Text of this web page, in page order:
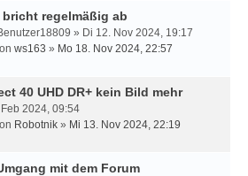
regelmäßig ab
» Di 12. Nov 2024, 19:17
ws163 » Mo 18. Nov 2024, 22:57
40 UHD DR+ kein Bild mehr
2024, 09:54
Robotnik » Mi 13. Nov 2024, 22:19
mit dem Forum